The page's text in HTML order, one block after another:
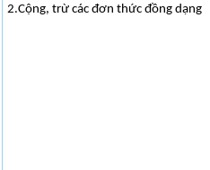
2.Cộng, trừ các đơn thức đồng dạng